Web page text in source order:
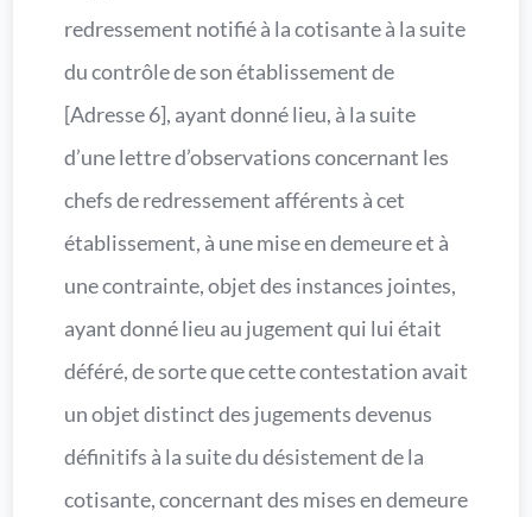
redressement notifié à la cotisante à la suite
du contrôle de son établissement de
[Adresse 6], ayant donné lieu, à la suite
d’une lettre d’observations concernant les
chefs de redressement afférents à cet
établissement, à une mise en demeure et à
une contrainte, objet des instances jointes,
ayant donné lieu au jugement qui lui était
déféré, de sorte que cette contestation avait
un objet distinct des jugements devenus
définitifs à la suite du désistement de la
cotisante, concernant des mises en demeure